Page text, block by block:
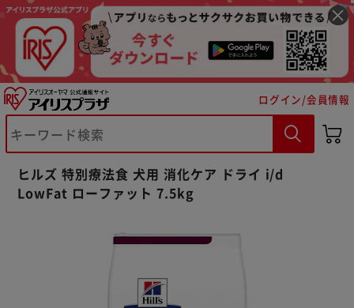
ログイン/会員情報
ヒルズ 特別療法食 犬用 消化ケア ドライ i/d
LowFat ローファット 7.5kg
※ご確認ください
カートに入れる 購入手続きへ